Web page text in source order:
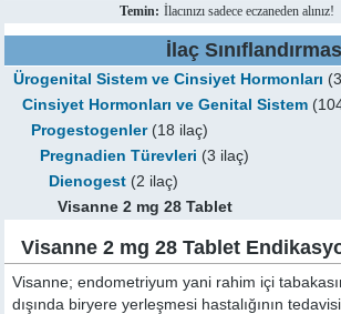
Temin: İlacınızı sadece eczaneden alınız!
İlaç
Ürogenital Sistem ve Cinsiyet Hormonları
Cinsiyet Hormonları ve Genital Sistem
Progestogenler(18 ilaç)
Pregnadien Türevleri (3 ilaç)
Dienogest (2 ilaç)
Visanne 2 mg 28 Tablet
Visanne 2 mg 28 Tablet
Visanne; endometriyum yani rahim içi
dışında biryere yerleşmesi hastalığının